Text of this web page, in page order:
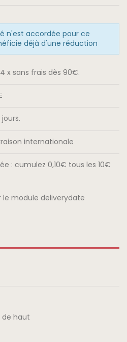
n'est accordée pour ce
déjà d'une réduction
x sans frais dès 90€.
internationale
: cumulez 0,10€ tous les 10€
module deliverydate
de haut